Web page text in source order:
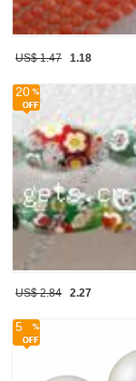
US$ 1.47 1.18
20
US$ 2.84 2.27
5